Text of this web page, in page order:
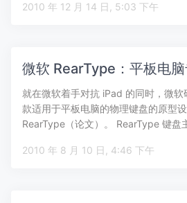
2010 年 12 月 14 日, 5:03 下午
微软 RearType：平板电
就在微软着手对抗 iPad 的同时，微软
款适用于平板电脑的物理键盘的原型
RearType（论文）。 RearType 键盘
2010 年 8 月 10 日, 4:46 下午